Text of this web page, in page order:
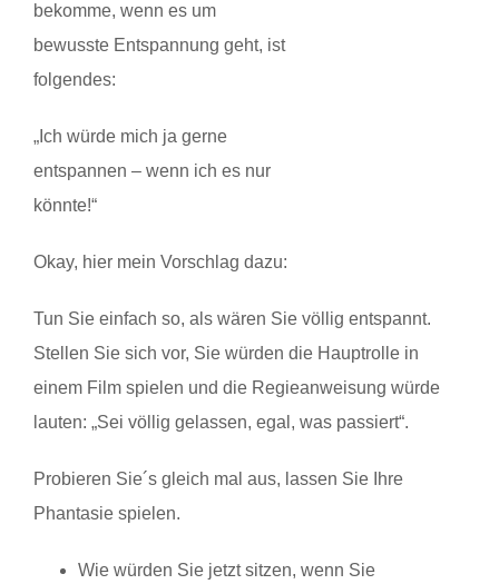
bekomme, wenn es um
bewusste Entspannung geht, ist
folgendes:
„Ich würde mich ja gerne
entspannen – wenn ich es nur
könnte!“
Okay, hier mein Vorschlag dazu:
Tun Sie einfach so, als wären Sie völlig entspannt.
Stellen Sie sich vor, Sie würden die Hauptrolle in
einem Film spielen und die Regieanweisung würde
lauten: „Sei völlig gelassen, egal, was passiert“.
Probieren Sie´s gleich mal aus, lassen Sie Ihre
Phantasie spielen.
Wie würden Sie jetzt sitzen, wenn Sie